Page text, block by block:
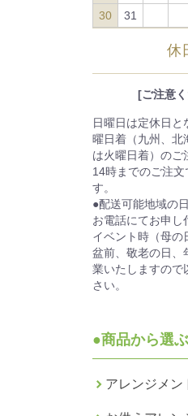
30
31
休
[ご注意
日曜日は定休日と
曜日着（九州、北
は火曜日着）のご
14時までのご注
す。
●配送可能地域の
お電話にてお申し
イベント時（母の
盆前、敬老の日、
業いたしますので
さい。
●商品から選ぶ
アレンジメン